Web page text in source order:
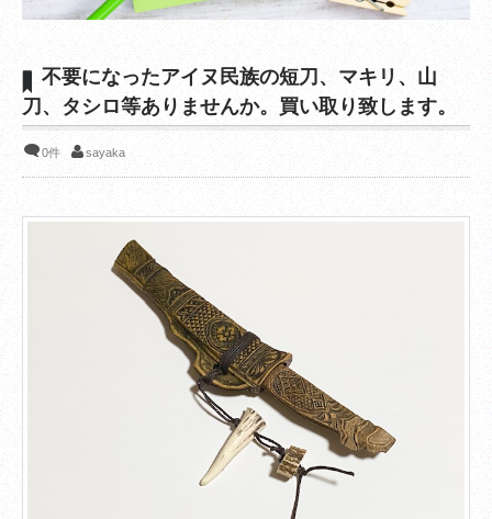
不要になったアイヌ民族の短刀、マキリ、山
刀、タシロ等ありませんか。買い取り致します。
0件 sayaka